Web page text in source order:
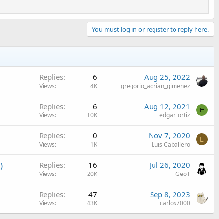
You must log in or register to reply here.
Replies 6
Views 4K
Aug 25, 2022
gregorio_adrian_gimenez
Replies 6
Views 10K
Aug 12, 2021
edgar_ortiz
E
Replies 0
Views 1K
Nov 7, 2020
Luis Caballero
L
Replies 16
Views 20K
Jul 26, 2020
GeoT
Replies 47
Views 43K
Sep 8, 2023
carlos7000